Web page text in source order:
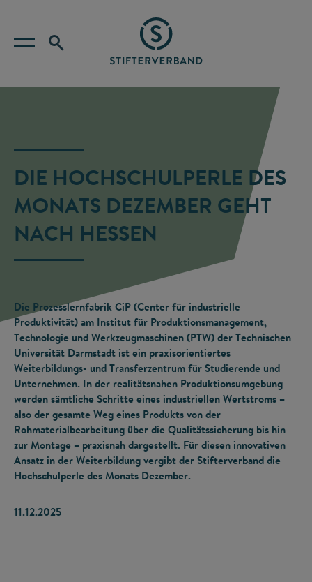
DIE HOCHSCHULPERLE DES
MONATS DEZEMBER GEHT
NACH HESSEN
Die Prozesslernfabrik CiP (Center für industrielle
Produktivität) am Institut für Produktionsmanagement,
Technologie und Werkzeugmaschinen (PTW) der Technischen
Universität Darmstadt ist ein praxisorientiertes
Weiterbildungs- und Transferzentrum für Studierende und
Unternehmen. In der realitätsnahen Produktionsumgebung
werden sämtliche Schritte eines industriellen Wertstroms –
also der gesamte Weg eines Produkts von der
Rohmaterialbearbeitung über die Qualitätssicherung bis hin
zur Montage – praxisnah dargestellt. Für diesen innovativen
Ansatz in der Weiterbildung vergibt der Stifterverband die
Hochschulperle des Monats Dezember.
11.12.2025